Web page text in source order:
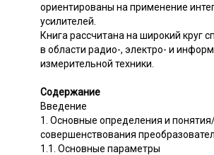
ориентированы на применение
усилителей.
Книга рассчитана на широкий круг
в области радио-, электро- и
измерительной техники.
Содержание
Введение
1. Основные определения и
совершенствования
1.1. Основные параметры